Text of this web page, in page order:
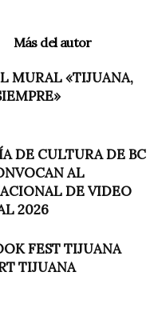
Más del autor
MURAL «TIJUANA,
DE CULTURA DE BC
AL
DE VIDEO
2026
FEST TIJUANA
TIJUANA